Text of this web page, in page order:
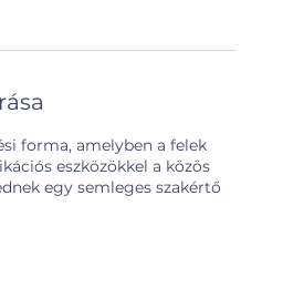
forma, amelyben a felek
eszközökkel a közös
egy semleges szakértő